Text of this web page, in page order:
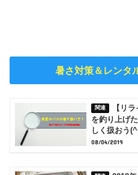
暑さ対策＆レンタ
【リ
を釣り上げ
しく扱おう
08/04/2019